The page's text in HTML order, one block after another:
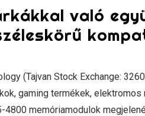
való
(Tajvan Stock Exchange:
gaming termékek,
memóriamodulok